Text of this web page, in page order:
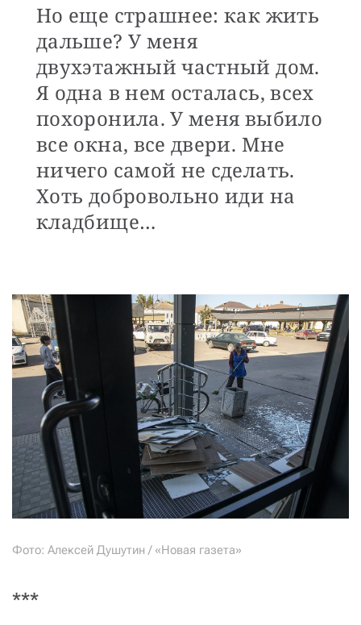
Но еще страшнее: как жить
дальше? У меня
двухэтажный частный дом.
Я одна в нем осталась, всех
похоронила. У меня выбило
все окна, все двери. Мне
ничего самой не сделать.
Хоть добровольно иди на
кладбище…
Фото: Алексей Душутин / «Новая газета»
***